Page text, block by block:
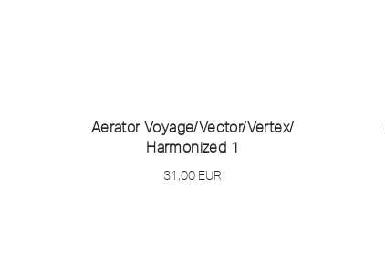
Aerator Voyage/Vector/Vertex/
Harmonized 1
31,00 EUR